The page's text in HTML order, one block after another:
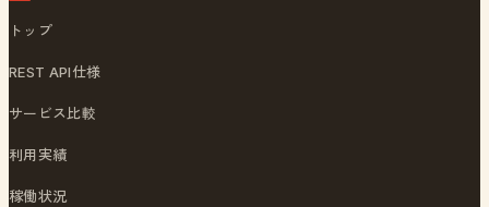
トップ
REST API仕様
サービス比較
利用実績
稼働状況